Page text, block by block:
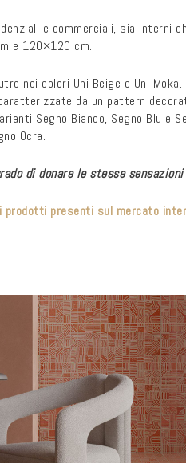
e commerciali, sia interni
e 120×120 cm.
nei colori Uni Beige e Uni
da un pattern
Segno Bianco, Segno Blu e
Ocra.
di donare le stesse
presenti sul mercato